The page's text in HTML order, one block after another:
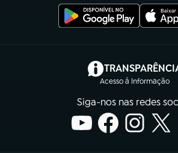
Acesso à Informação
(abre
Siga-nos nas redes